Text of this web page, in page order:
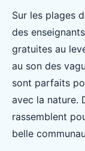
Sur les plages
des
gratuites au
au son des
sont parfaits
avec la nature.
rassemblent
belle